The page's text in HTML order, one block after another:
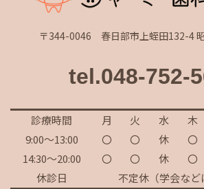
〒344-0046 春日部市上蛭田132-4
tel.048-752-
診療時間 月 火 水 木
9:00～13:00
〇 〇 休 〇
14:30～20:00
〇 〇 休 〇
休診日
不定休（学会など